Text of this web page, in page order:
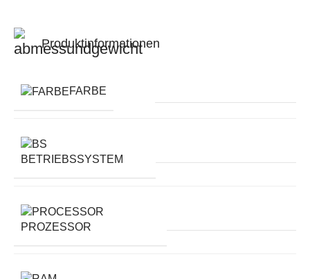
Produktinformationen
FARBE
BETRIEBSSYSTEM
PROZESSOR